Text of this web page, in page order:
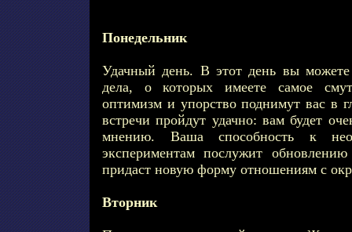
Понедельник
Удачный день. В этот день вы можете
дела, о которых имеете самое
оптимизм и упорство поднимут вас в
встречи пройдут удачно: вам будет
мнению. Ваша способность к
экспериментам послужит
придаст новую форму отношениям с
Вторник